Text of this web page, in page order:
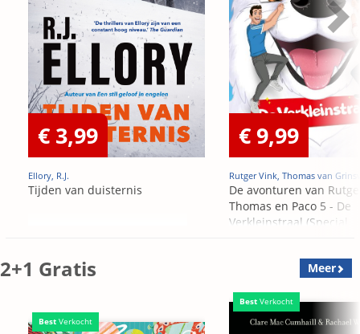
€ 3,99
Ellory, R.J.
Tijden van duisternis
€ 9,99
Rutger Vink, Thomas van
De avonturen van
Thomas en Paco 5 - De
Verkleinstraal (Special
2+1 Gratis Meer
Best Verkocht
Best Verkocht